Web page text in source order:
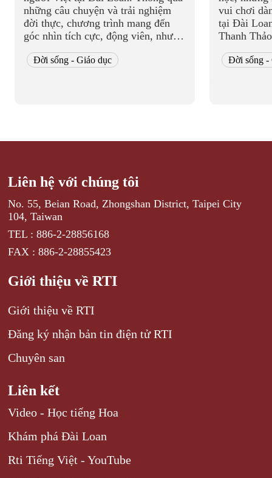
những câu chuyện và trải nghiệm
đời thực, chương trình mang đến
góc nhìn tích cực, động viên, như
tinh thần, giúp nhữ...
Đời sống - Giáo dục
vui chơi
tại Đài
Thanh
"Thảo
Đời sống -
Liên hệ với chúng tôi
No. 55, Beian Road, Zhongshan District, Taipei City
104, Taiwan
TEL : 886-2-28856168
FAX : 886-2-28855423
Giới thiệu về RTI
Giới thiệu về RTI
Đăng ký nhận bản tin điện tử RTI
Chuyên san
Liên kết
Video - Học tiếng Hoa
Khám phá Đài Loan
Rti Tiếng Việt - YouTube